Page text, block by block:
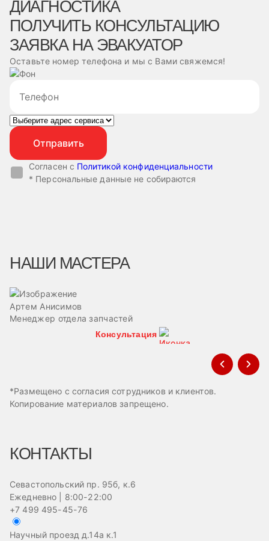
ДИАГНОСТИКА
ПОЛУЧИТЬ КОНСУЛЬТАЦИЮ
ЗАЯВКА НА ЭВАКУАТОР
Оставьте номер телефона и мы с Вами свяжемся!
Согласен с Политикой конфиденциальности
* Персональные данные не собираются
НАШИ МАСТЕРА
Артем Анисимов
Менеджер отдела запчастей
Консультация
*Размещено с согласия сотрудников и клиентов.
Копирование материалов запрещено.
КОНТАКТЫ
Севастопольский пр. 95б, к.6
Ежедневно | 8:00-22:00
+7 499 495-45-76
Научный проезд д.14а к.1